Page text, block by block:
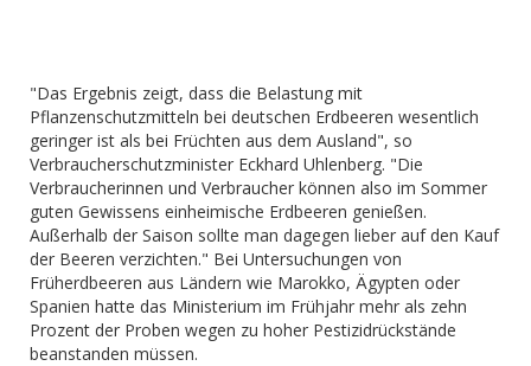
"Das Ergebnis zeigt, dass die Belastung mit
Pflanzenschutzmitteln bei deutschen Erdbeeren wesentlich
geringer ist als bei Früchten aus dem Ausland", so
Verbraucherschutzminister Eckhard Uhlenberg. "Die
Verbraucherinnen und Verbraucher können also im Sommer
guten Gewissens einheimische Erdbeeren genießen.
Außerhalb der Saison sollte man dagegen lieber auf den Kauf
der Beeren verzichten." Bei Untersuchungen von
Früherdbeeren aus Ländern wie Marokko, Ägypten oder
Spanien hatte das Ministerium im Frühjahr mehr als zehn
Prozent der Proben wegen zu hoher Pestizidrückstände
beanstanden müssen.